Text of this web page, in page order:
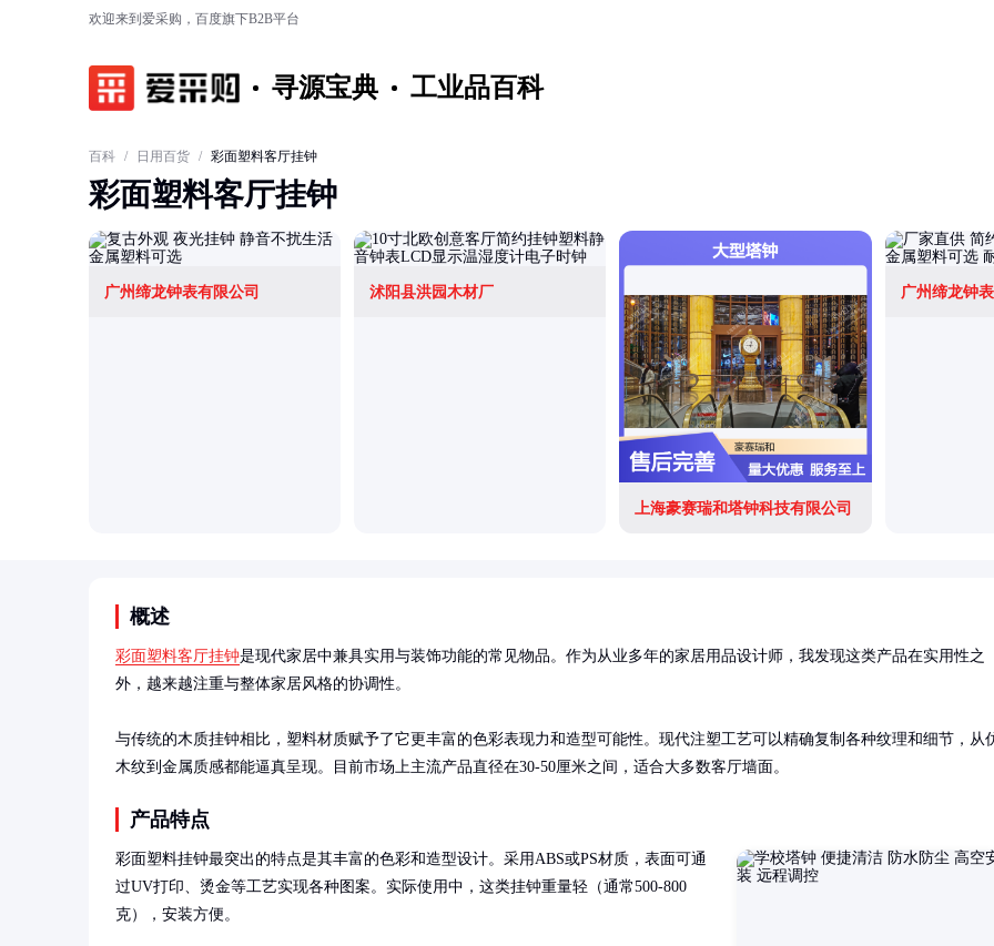
欢迎来到爱采购，百度旗下B2B平台
寻源宝典 工业品百科
百科 / 日用百货 / 彩面塑料客厅挂钟
彩面塑料客厅挂钟
广州缔龙钟表有限公司 沭阳县洪园木材厂
上海豪赛瑞和塔钟科技有限公司
广州缔龙钟
概述
彩面塑料客厅挂钟是现代家居中兼具实用与装饰功能的常见物品。作为从业多年的家居用品设计师，我发现这类产品在实用性之
外，越来越注重与整体家居风格的协调性。
与传统的木质挂钟相比，塑料材质赋予了它更丰富的色彩表现力和造型可能性。现代注塑工艺可以精确复制各种纹理和细节，从
木纹到金属质感都能逼真呈现。目前市场上主流产品直径在30-50厘米之间，适合大多数客厅墙面。
产品特点
彩面塑料挂钟最突出的特点是其丰富的色彩和造型设计。采用ABS或PS材质，表面可通
过UV打印、烫金等工艺实现各种图案。实际使用中，这类挂钟重量轻（通常500-800
克），安装方便。